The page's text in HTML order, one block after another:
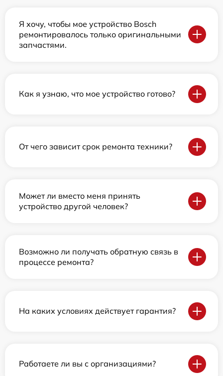
Я хочу, чтобы мое устройство Bosch
ремонтировалось только оригинальными
запчастями.
Как я узнаю, что мое устройство готово?
От чего зависит срок ремонта техники?
Может ли вместо меня принять
устройство другой человек?
Возможно ли получать обратную связь в
процессе ремонта?
На каких условиях действует гарантия?
Работаете ли вы с организациями?